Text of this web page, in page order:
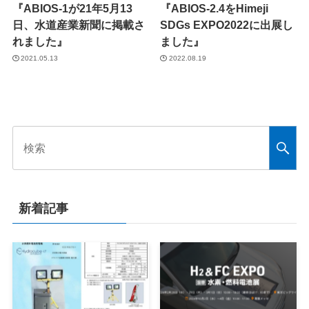
『ABIOS-1が21年5月13
日、水道産業新聞に掲載さ
れました』
2021.05.13
『ABIOS-2.4をHimeji
SDGs EXPO2022に出展し
ました』
2022.08.19
新着記事